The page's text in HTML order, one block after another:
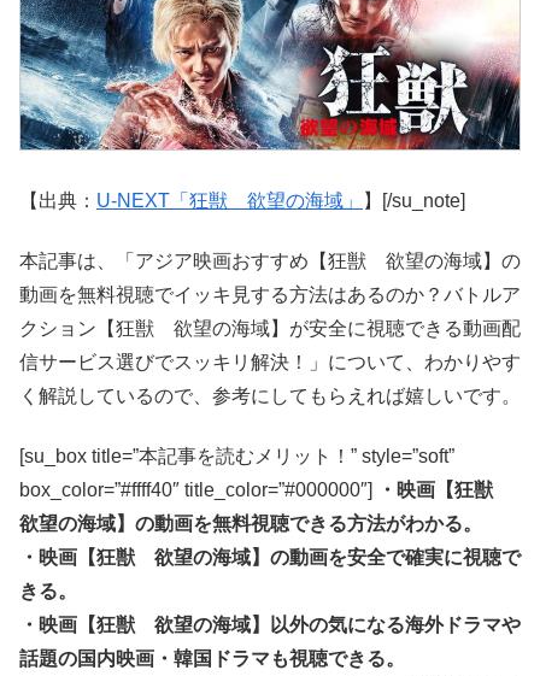
【出典： U-NEXT「狂獣 欲望の海域」 】[/su_note]
本記事は、「アジア映画おすすめ【狂獣 欲望の海域】の
動画を無料視聴でイッキ見する方法はあるのか？バトルア
クション【狂獣 欲望の海域】が安全に視聴できる動画配
信サービス選びでスッキリ解決！」について、わかりやす
く解説しているので、参考にしてもらえれば嬉しいです。
[su_box title=”本記事を読むメリット！” style=”soft”
box_color=”#ffff40″ title_color=”#000000″]
・映画【狂獣
欲望の海域】の動画を無料視聴できる方法がわかる。
・映画【狂獣 欲望の海域】の動画を安全で確実に視聴で
きる。
・映画【狂獣 欲望の海域】以外の気になる海外ドラマや
話題の国内映画・韓国ドラマも視聴できる。